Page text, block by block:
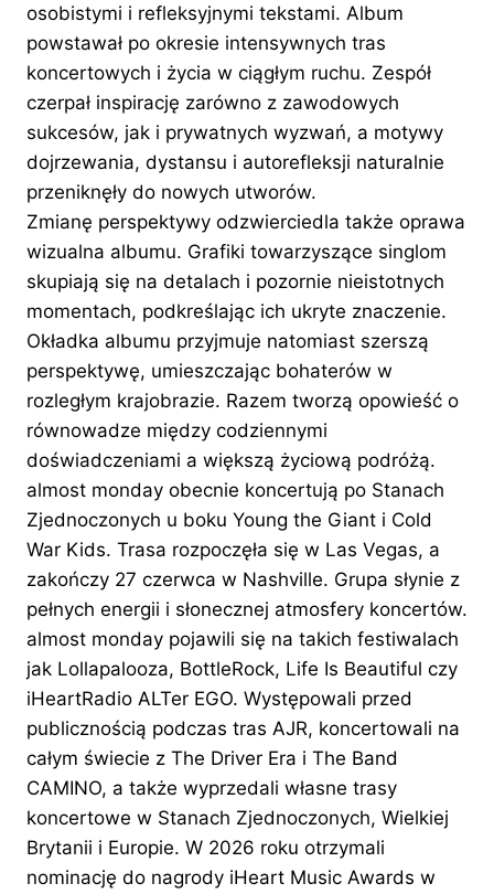
osobistymi i refleksyjnymi tekstami. Album
powstawał po okresie intensywnych tras
koncertowych i życia w ciągłym ruchu. Zespół
czerpał inspirację zarówno z zawodowych
sukcesów, jak i prywatnych wyzwań, a motywy
dojrzewania, dystansu i autorefleksji naturalnie
przeniknęły do nowych utworów.
Zmianę perspektywy odzwierciedla także oprawa
wizualna albumu. Grafiki towarzyszące singlom
skupiają się na detalach i pozornie nieistotnych
momentach, podkreślając ich ukryte znaczenie.
Okładka albumu przyjmuje natomiast szerszą
perspektywę, umieszczając bohaterów w
rozległym krajobrazie. Razem tworzą opowieść o
równowadze między codziennymi
doświadczeniami a większą życiową podróżą.
almost monday obecnie koncertują po Stanach
Zjednoczonych u boku Young the Giant i Cold
War Kids. Trasa rozpoczęła się w Las Vegas, a
zakończy 27 czerwca w Nashville. Grupa słynie z
pełnych energii i słonecznej atmosfery koncertów.
almost monday pojawili się na takich festiwalach
jak Lollapalooza, BottleRock, Life Is Beautiful czy
iHeartRadio ALTer EGO. Występowali przed
publicznością podczas tras AJR, koncertowali na
całym świecie z The Driver Era i The Band
CAMINO, a także wyprzedali własne trasy
koncertowe w Stanach Zjednoczonych, Wielkiej
Brytanii i Europie. W 2026 roku otrzymali
nominację do nagrody iHeart Music Awards w